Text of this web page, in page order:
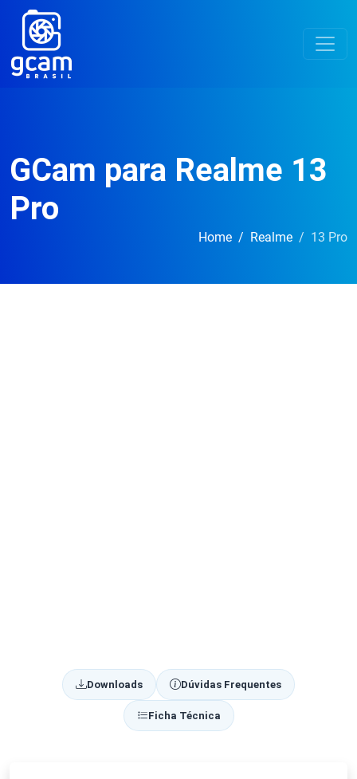
GCam para Realme 13
Pro
Home Realme 13 Pro
Downloads Dúvidas Frequentes
Ficha Técnica